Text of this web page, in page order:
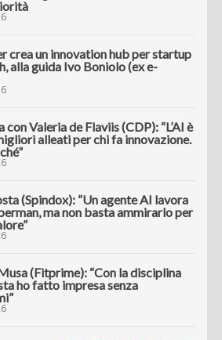
crea un innovation hub per startup
alla guida Ivo Boniolo (ex e-
Valeria de Flaviis (CDP): “L’AI è
alleati per chi fa innovazione.
(Spindox): “Un agente AI lavora
ma non basta ammirarlo per
(Fitprime): “Con la disciplina
ho fatto impresa senza